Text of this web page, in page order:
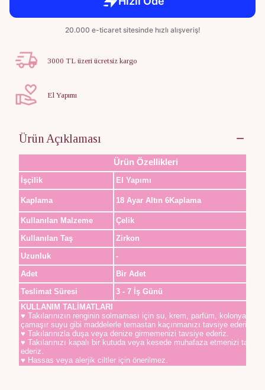
3000 TL üzeri ücretsiz kargo
El Yapımı
Ürün Açıklaması
Ürün Özellikleri
İşçilik El Yapımı
Kaplama 18 Ayar Altın 6Kaplama
Kullanılan Malzeme
Çelik
Kullanılan Taş
Zirkon
Uzunluk
-
Adet
Bir Adet
Teslimat Süresi
3 - 7 İş Günü
KULLANIM TALİMATLARI
♥ Takılarınızın renginin solmaması için su, krem, parfüm, kolonya,
çamaşır suyu gibi maddelerle temastan kaçınmanızı tavsiye ederiz.
♥ Takılarınızla duşa veya denize girmemenizi tavsiye ederiz.
♥ Takılarınızı kapalı bir kutuda veya kesede muhafaza etmenizi
ederiz.
♥ Hassas veya alerjik ciltler için önerilmez.